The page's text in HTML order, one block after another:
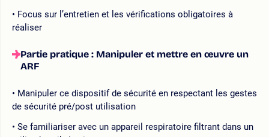
Focus sur l’entretien et les vérifications obligatoires à
réaliser
Partie pratique : Manipuler et mettre en œuvre un
ARF
Manipuler ce dispositif de sécurité en respectant les gestes
de sécurité pré/post utilisation
Se familiariser avec un appareil respiratoire filtrant dans un